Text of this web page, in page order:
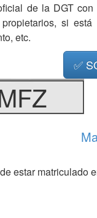
de la DGT
si
etc.
✅
estar matriculado